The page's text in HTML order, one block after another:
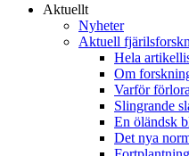
Aktuellt
Nyheter
Aktuell
Hela
Om
Varför
Slingrande
En öländsk
Det nya